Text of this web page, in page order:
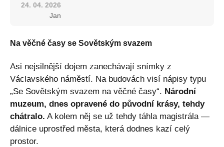
24. 04. 2026
Jan
Na věčné časy se Sovětským svazem
Asi nejsilnější dojem zanechávají snímky z
Václavského náměstí. Na budovách visí nápisy typu
„Se Sovětským svazem na věčné časy“. Národní
muzeum, dnes opravené do původní krásy, tehdy
chátralo. A kolem něj se už tehdy táhla magistrála —
dálnice uprostřed města, která dodnes kazí celý
prostor.